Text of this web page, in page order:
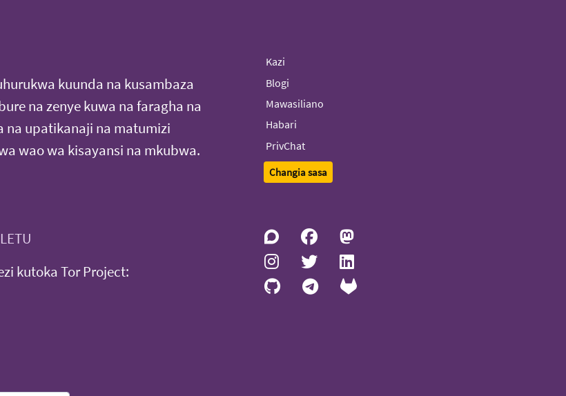
kuunda na kusambaza
na zenye kuwa na faragha na
na upatikanaji na matumizi
wao wa kisayansi na mkubwa.
Kazi
Blogi
Mawasiliano
Habari
PrivChat
Changia sasa
kutoka Tor Project: